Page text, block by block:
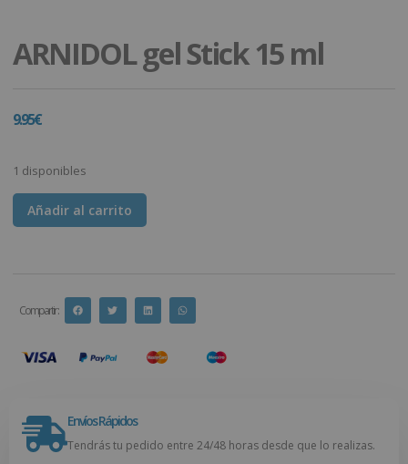
ARNIDOL gel Stick 15 ml
9.95€
1 disponibles
Añadir al carrito
Compartir :
Envíos Rápidos
Tendrás tu pedido entre 24/48 horas desde que lo realizas.